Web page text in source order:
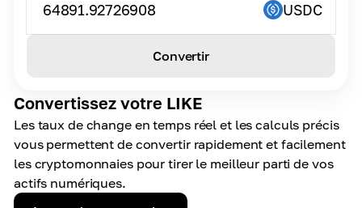
Convertissez votre LIKE
Les taux de change en temps réel et les calculs précis
vous permettent de convertir rapidement et facilement
les cryptomonnaies pour tirer le meilleur parti de vos
actifs numériques.
64891.92726908 USDC
Convertir